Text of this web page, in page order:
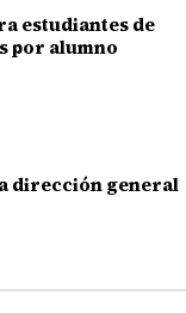
estudiantes de
por alumno
dirección general